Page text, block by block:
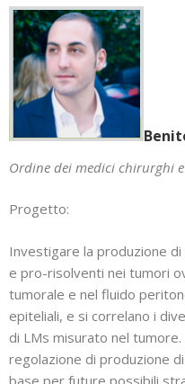
Ordine dei medici chirurghi
Progetto:
Investigare la produzione
e pro-risolventi nei tumori
tumorale e nel fluido
epiteliali, e si correlano i
di LMs misurato nel
regolazione di produzione
base per future possibili